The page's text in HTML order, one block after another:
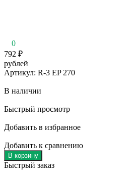
0
792 ₽
рублей
Артикул: R-3 EP 270
В наличии
Быстрый просмотр
Добавить в избранное
Добавить к сравнению
В корзину
Быстрый заказ